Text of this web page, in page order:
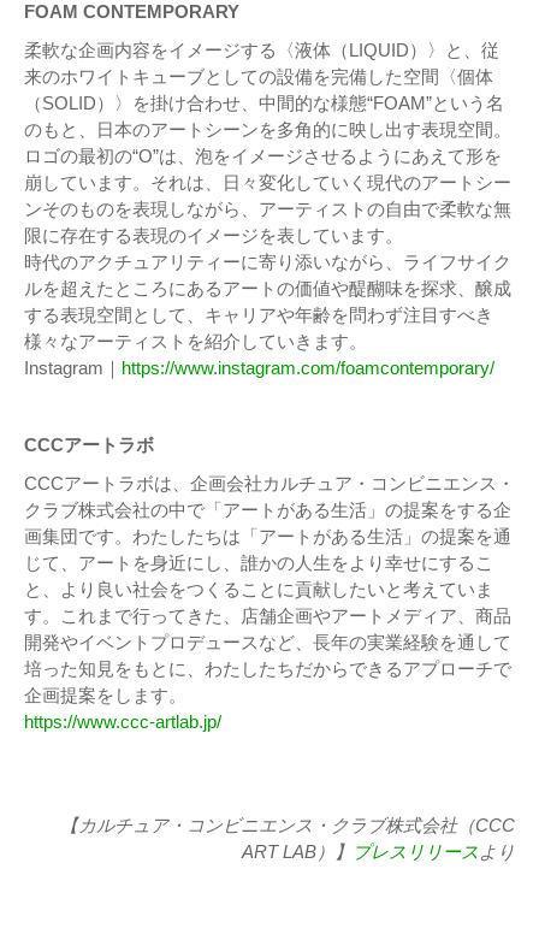
FOAM CONTEMPORARY
柔軟な企画内容をイメージする〈液体（LIQUID）〉と、従
来のホワイトキューブとしての設備を完備した空間〈個体
（SOLID）〉を掛け合わせ、中間的な様態“FOAM”という名
のもと、⽇本のアートシーンを多⾓的に映し出す表現空間。
ロゴの最初の“O”は、泡をイメージさせるようにあえて形を
崩しています。それは、⽇々変化していく現代のアートシー
ンそのものを表現しながら、アーティストの⾃由で柔軟な無
限に存在する表現のイメージを表しています。
時代のアクチュアリティーに寄り添いながら、ライフサイク
ルを超えたところにあるアートの価値や醍醐味を探求、醸成
する表現空間として、キャリアや年齢を問わず注⽬すべき
様々なアーティストを紹介していきます。
Instagram｜ https://www.instagram.com/foamcontemporary/
CCCアートラボ
CCCアートラボは、企画会社カルチュア・コンビニエンス・
クラブ株式会社の中で「アートがある生活」の提案をする企
画集団です。わたしたちは「アートがある生活」の提案を通
じて、アートを身近にし、誰かの人生をより幸せにするこ
と、より良い社会をつくることに貢献したいと考えていま
す。これまで行ってきた、店舗企画やアートメディア、商品
開発やイベントプロデュースなど、長年の実業経験を通して
培った知見をもとに、わたしたちだからできるアプローチで
企画提案をします。
https://www.ccc-artlab.jp/
【カルチュア・コンビニエンス・クラブ株式会社（CCC
ART LAB）】 プレスリリースより